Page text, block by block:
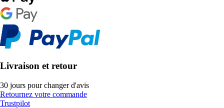
Livraison et retour
30 jours pour changer d'avis
Retournez votre commande
Trustpilot